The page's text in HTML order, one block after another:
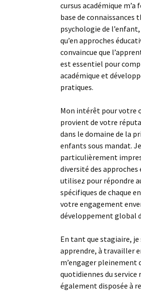
cursus académique m’a
base de connaissances
psychologie de
qu’en approches
convaincue que
est essentiel pour
académique et
pratiques.
Mon intérêt pour votre
provient de votre
dans le domaine de la
enfants sous mandat.
particulièrement
diversité des approches
utilisez pour répondre
spécifiques de chaque
votre engagement
développement global
En tant que stagiaire, je
apprendre, à travailler
m’engager pleinement
quotidiennes du service
également disposée à